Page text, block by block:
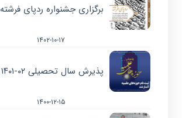
برگزاری جشنواره ردپای فرشته
۱۴۰۲-۱۰-۱۷
پذیرش سال تحصیلی ۰۲-۱۴۰۱
۱۴۰۰-۱۲-۱۵